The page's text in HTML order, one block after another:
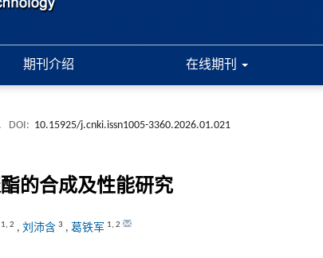
期刊介绍 在线期刊
DOI: 10.15925/j.cnki.issn1005-3360.2026.01.021
的合成及性能研究
1, 2 , 刘沛含 3 , 葛铁军 1, 2